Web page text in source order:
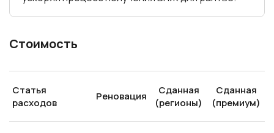
Стоимость
Статья
расходов
Реновация
Сданная
(регионы)
Сданная
(премиум)